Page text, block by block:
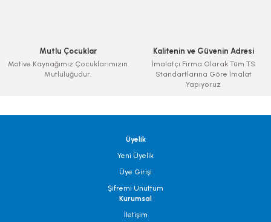
Mutlu Çocuklar
Motive Kaynağımız Çocuklarımızın
Mutluluğudur.
Kalitenin ve Güvenin Adresi
İmalatçı Firma Olarak Tüm TS
Standartlarına Göre İmalat
Yapıyoruz
Üyelik
Yeni Üyelik
Üye Girişi
Şifremi Unuttum
Kurumsal
İletişim